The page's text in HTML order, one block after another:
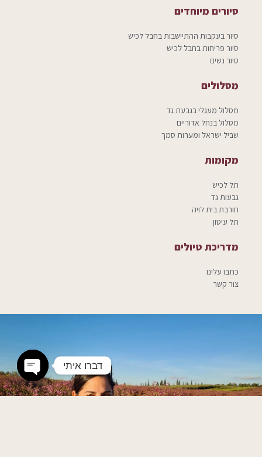
סיורים מיוחדים
סיור בעקבות ההתיישבות בחבל לכיש
סיור פריחות בחבל לכיש
סיור נשים
מסלולים
מסלול מעגלי בגבעת גד
מסלול בנחל אדוריים
שביל ישראל ומערות סמך
מקומות
תל לכיש
גבעות גד
חורבת בית לויה
תל עיטון
מדריכת טיולים
כתבו עלינו
צור קשר
דברו איתי
chaty